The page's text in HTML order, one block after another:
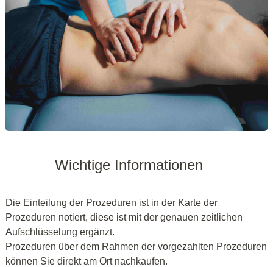
Wichtige Informationen
Die Einteilung der Prozeduren ist in der Karte der
Prozeduren notiert, diese ist mit der genauen zeitlichen
Aufschlüsselung ergänzt.
Prozeduren über dem Rahmen der vorgezahlten Prozeduren
können Sie direkt am Ort nachkaufen.